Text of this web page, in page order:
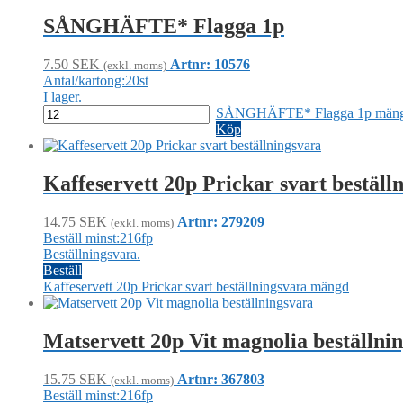
SÅNGHÄFTE* Flagga 1p
7.50 SEK (exkl. moms) Artnr: 10576
Antal/kartong:20st
I lager.
SÅNGHÄFTE* Flagga 1p
Köp
Kaffeservett 20p Prickar svart
14.75 SEK (exkl. moms) Artnr: 279209
Beställ minst:216fp
Beställningsvara.
Beställ
Kaffeservett 20p Prickar svart beställningsvara mängd
Matservett 20p Vit magnolia
15.75 SEK (exkl. moms) Artnr: 367803
Beställ minst:216fp